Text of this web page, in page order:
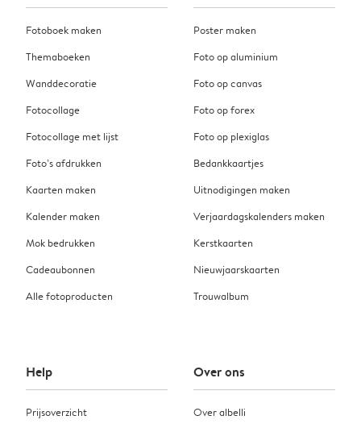
Fotoboek maken
Themaboeken
Wanddecoratie
Fotocollage
Fotocollage met lijst
Foto’s afdrukken
Kaarten maken
Kalender maken
Mok bedrukken
Cadeaubonnen
Alle fotoproducten
Poster maken
Foto op aluminium
Foto op canvas
Foto op forex
Foto op plexiglas
Bedankkaartjes
Uitnodigingen maken
Verjaardagskalenders maken
Kerstkaarten
Nieuwjaarskaarten
Trouwalbum
Help
Prijsoverzicht
Over ons
Over albelli